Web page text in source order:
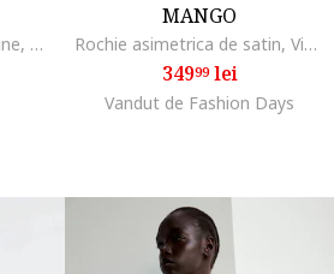
Rochie Midi Bodycon buline, maro, poliester
MANGO
Rochie asimetrica de satin, Violet pruna
34999lei
Vandut de Fashion Days